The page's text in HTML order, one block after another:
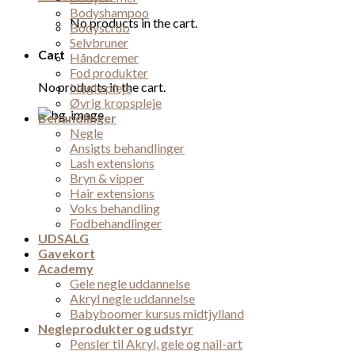
No products in the cart.
Cart
No products in the cart.
Bodyshampoo
Bodyscrub
Selvbruner
Håndcremer
Fod produkter
Negle pleje
Øvrig kropspleje
Behandlinger
Negle
Ansigts behandlinger
Lash extensions
Bryn & vipper
Hair extensions
Voks behandling
Fodbehandlinger
UDSALG
Gavekort
Academy
Gele negle uddannelse
Akryl negle uddannelse
Babyboomer kursus midtjylland
Negleprodukter og udstyr
Pensler til Akryl, gele og nail-art